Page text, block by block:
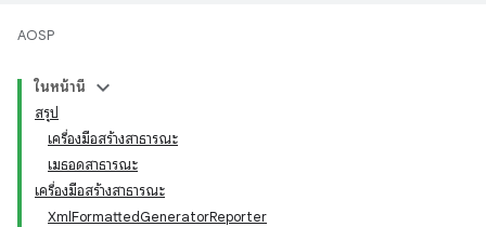
AOSP
ในหน้านี้
สรุป
เครื่องมือสร้างสาธารณะ
เมธอดสาธารณะ
เครื่องมือสร้างสาธารณะ
XmlFormattedGeneratorReporter